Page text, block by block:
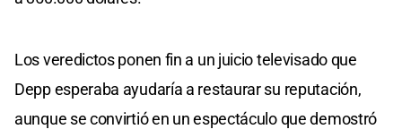
Los veredictos ponen fin a un juicio televisado que
Depp esperaba ayudaría a restaurar su reputación,
aunque se convirtió en un espectáculo que demostró